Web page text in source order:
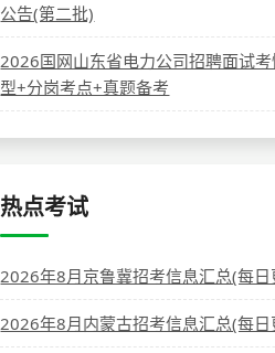
公告(第二批)
2026国网山东省电力公司招聘面试
型+分岗考点+真题备考
热点考试
2026年8月京鲁冀招考信息汇总(每日
2026年8月内蒙古招考信息汇总(每日